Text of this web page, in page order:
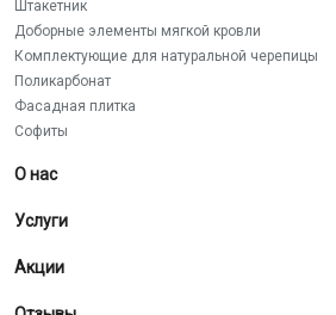
Штакетник
Доборные элементы мягкой кровли
Комплектующие для натуральной черепицы
Поликарбонат
Фасадная плитка
Софиты
О нас
Услуги
Акции